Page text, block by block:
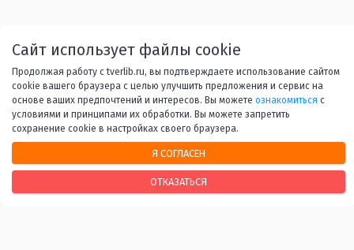
Назад ...
38 39 ... 45 Вперед
Сайт использует файлы cookie
Продолжая работу с tverlib.ru, вы подтверждаете использование сайтом
cookie вашего браузера с целью улучшить предложения и сервис на
основе ваших предпочтений и интересов. Вы можете ознакомиться с
условиями и принципами их обработки. Вы можете запретить
сохранение cookie в настройках своего браузера.
Я СОГЛАСЕН
ОТКАЗАТЬСЯ